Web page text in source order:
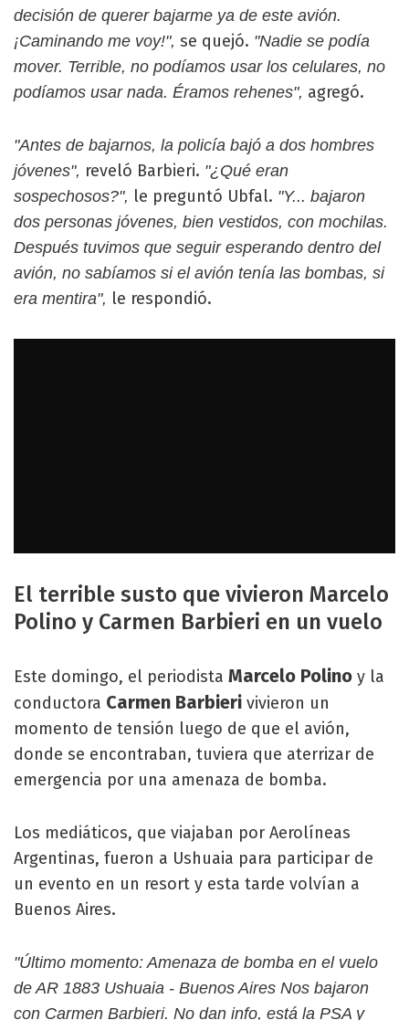
decisión de querer bajarme ya de este avión.
¡Caminando me voy!", se quejó. "Nadie se podía
mover. Terrible, no podíamos usar los celulares, no
podíamos usar nada. Éramos rehenes", agregó.
"Antes de bajarnos, la policía bajó a dos hombres
jóvenes", reveló Barbieri. "¿Qué eran
sospechosos?", le preguntó Ubfal. "Y... bajaron
dos personas jóvenes, bien vestidos, con mochilas.
Después tuvimos que seguir esperando dentro del
avión, no sabíamos si el avión tenía las bombas, si
era mentira", le respondió.
El terrible susto que vivieron Marcelo
Polino y Carmen Barbieri en un vuelo
Este domingo, el periodista Marcelo Polino y la
conductora Carmen Barbieri vivieron un
momento de tensión luego de que el avión,
donde se encontraban, tuviera que aterrizar de
emergencia por una amenaza de bomba.
Los mediáticos, que viajaban por Aerolíneas
Argentinas, fueron a Ushuaia para participar de
un evento en un resort y esta tarde volvían a
Buenos Aires.
"Último momento: Amenaza de bomba en el vuelo
de AR 1883 Ushuaia - Buenos Aires Nos bajaron
con Carmen Barbieri. No dan info, está la PSA y